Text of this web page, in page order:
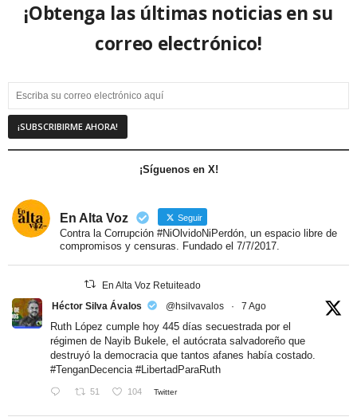
¡Obtenga las últimas noticias en su
correo electrónico!
¡Síguenos en X!
En Alta Voz Seguir
Contra la Corrupción #NiOlvidoNiPerdón, un espacio libre de
compromisos y censuras. Fundado el 7/7/2017.
En Alta Voz Retuiteado
Héctor Silva Ávalos
@hsilvavalos · 7 Ago
Ruth López cumple hoy 445 días secuestrada por el
régimen de Nayib Bukele, el autócrata salvadoreño que
destruyó la democracia que tantos afanes había costado.
#TenganDecencia #LibertadParaRuth
51 104 Twitter